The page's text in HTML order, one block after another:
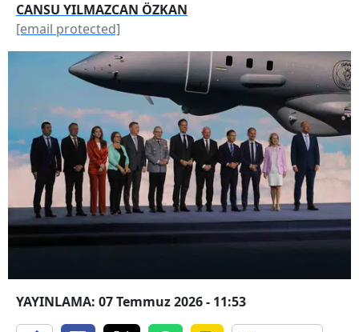
CANSU YILMAZCAN ÖZKAN
[email protected]
YAYINLAMA: 07 Temmuz 2026 - 11:53